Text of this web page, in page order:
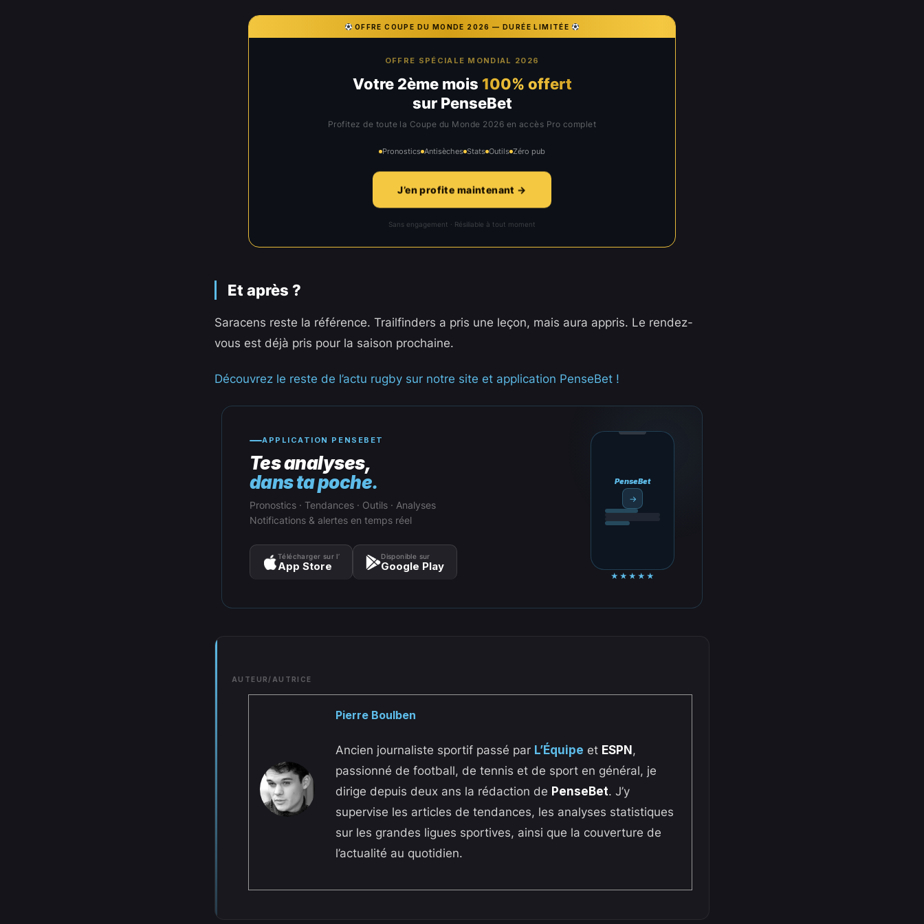
OFFRE COUPE DU MONDE 2026 — DURÉE LIMITÉE
OFFRE SPÉCIALE MONDIAL 2026
Votre 2ème mois 100% offert
sur PenseBet
Profitez de toute la Coupe du Monde 2026 en accès Pro complet
Pronostics Antisèches Stats Outils Zéro pub
J’en profite maintenant →
Sans engagement · Résiliable à tout moment
Et après ?
Saracens reste la référence. Trailfinders a pris une leçon, mais aura appris. Le rendez-
vous est déjà pris pour la saison prochaine.
Découvrez le reste de l’actu rugby sur notre site et application PenseBet !
APPLICATION PENSEBET
Tes analyses,
dans ta poche.
Pronostics · Tendances · Outils · Analyses
Notifications & alertes en temps réel
Télécharger sur l’
App Store
Disponible sur
Google Play
PenseBet
→
★★★★★
AUTEUR/AUTRICE
Pierre Boulben
Ancien journaliste sportif passé par L’Équipe et ESPN,
passionné de football, de tennis et de sport en général, je
dirige depuis deux ans la rédaction de PenseBet. J’y
supervise les articles de tendances, les analyses statistiques
sur les grandes ligues sportives, ainsi que la couverture de
l’actualité au quotidien.